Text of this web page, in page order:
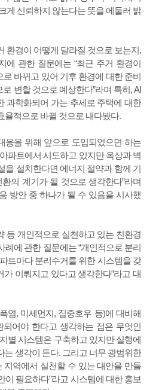
게 신뢰하지 않는다는 뜻을 에둘러 밝
환경이 어떻게 달라질 것으로 보는지,
에 관한 질문에는 “최근 주거 환경이
바뀌고 있어 기후 환경에 대한 준비
변할 것으로 예상한다”라며 특히, AI
과학화되어 가는 추세로 주택에 대한
율적으로 바뀔 것으로 내다봤다.
응을 위해 앞으로 도입되었으면 하는
파트에서 시도하고 있지만 옥상과 벽
을 설치한다면 에너지 절약과 함께 기
의 계기가 될 것으로 생각한다”라며
방안 중 하나가 될 수 있음을 시사했
등 개인적으로 실천하고 있는 친환경
에 관한 질문에는 “개인적으로 분리
트마다 분리수거를 위한 시스템을 갖
이뤄지고 있다고 생각한다”라고 대
염, 미세먼지, 집중호우 등)에 대비해
어야 한다고 생각하는 점은 무엇인
별 시스템은 구축하고 있지만 실행에
는 생각이 든다. 그리고 너무 광범위한
지역에서 실천할 수 있는 대안을 만들
이 필요하다”라고 시스템에 대한 홍보